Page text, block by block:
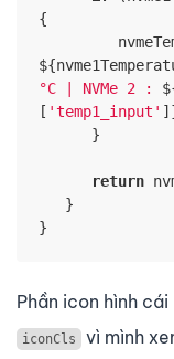
{
°C | NVMe 2 :
[ 'temp1_input'
return
}
Phần icon hình
iconCls
vì mình